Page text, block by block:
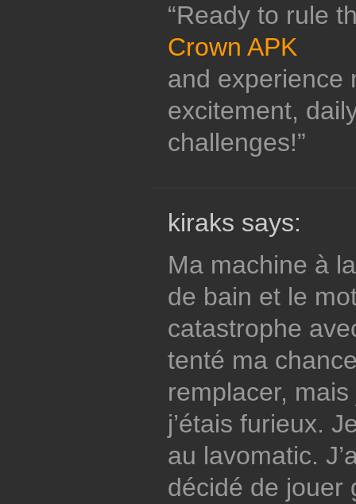
“Ready to rule
Crown APK
and experience
excitement,
challenges!”
kiraks says:
Ma machine à
de bain et le
catastrophe
tenté ma
remplacer,
j’étais furieux.
au lavomatic.
décidé de jouer